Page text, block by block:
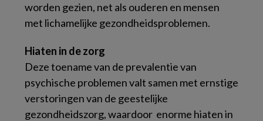
worden gezien, net als ouderen en mensen
met lichamelijke gezondheidsproblemen.
Hiaten in de zorg
Deze toename van de prevalentie van
psychische problemen valt samen met ernstige
verstoringen van de geestelijke
gezondheidszorg, waardoor enorme hiaten in